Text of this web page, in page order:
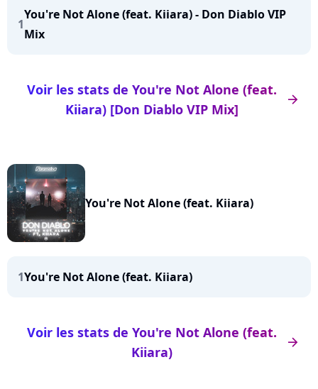
1
You're Not Alone (feat. Kiiara) - Don Diablo VIP
Mix
arrow_right
Voir les stats de You're Not Alone (feat.
Kiiara) [Don Diablo VIP Mix]
You're Not Alone (feat. Kiiara)
1You're Not Alone (feat. Kiiara)
arrow_right
Voir les stats de You're Not Alone (feat.
Kiiara)